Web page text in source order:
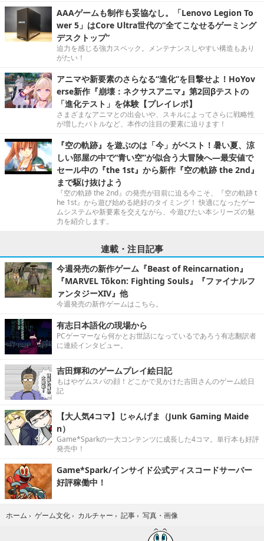
AAAゲームも制作も妥協なし。「Lenovo Legion To
wer 5」はCore Ultra世代の“全てこなせるゲーミング
デスクトップ”
迫力を感じる強力スペック。メンテナンスしやすい構造もあり
がたい！
アニマや新要素のさらなる“進化”を目撃せよ！HoYov
erse新作『崩壊：ネクサスアニマ』第2回βテストの
「進化テスト」を体験【プレイレポ】
さまざまなアニマとの出会いや、スキルによってさらに戦略性
が増したバトルなど、本作の注目の要素に迫ります！
『空の軌跡』を遊ぶのは「今」がベスト！暑い夏、涼
しい部屋の中で“青い空”が似合う大冒険へ―最安値で
セール中の『the 1st』から新作『空の軌跡 the 2nd』
まで駆け抜けよう
『空の軌跡 the 2nd』の発売が目前に迫る今こそ、『空の軌跡 t
he 1st』から遊び始める絶好のタイミング！ 快適になったゲー
ムシステムや新要素を交えながら、今遊びたい本シリーズの魅
力を紹介します。
連載・注目記事
今週発売の新作ゲーム『Beast of Reincarnation』
『MARVEL Tōkon: Fighting Souls』『ファイナルフ
ァンタジーXIV』他
今週発売の新作ゲームはこちら。
有志日本語化の現場から
PCゲーマーなら何かとお世話になっているであろう有志翻訳者
に連続インタビュー。
吉田輝和のゲームプレイ絵日記
もはやゲムスパの顔！どこかで見かけた吉田さんのゲーム絵日
記
【大人気4コマ】じゃんげま（Junk Gaming Maide
n）
Game*Sparkの一大コンテンツに成長した4コマ。単行本も好評
発売中！
Game*Spark/インサイド公式ディスコードサーバー
好評稼働中！
ホーム › ゲーム文化 › カルチャー › 記事 › 写真・画像